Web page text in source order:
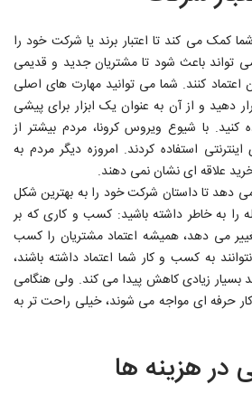
کمک می کند تا اعتبار برند یا شرکت خود را
تواند باعث شود تا مشتریان جدید و قدیمی
اعتماد کنند. شما می توانید مهارت های اصلی
دهید و از آن به عنوان یک ابزار برای پیشی
کنید. با شیوع ویروس کرونا، مردم بیشتر از
استفاده کردند. امروزه دیگر مردم به
علاقه ای نشان نمی دهند.
دهد تا داستان شرکت خود را به بهترین شکل
را به خاطر داشته باشید: کسب و کاری که بر
می دهد، همیشه اعتماد مشتریان را کسب
به کسب و کار شما اعتماد داشته باشند،
زیادی کاهش پیدا می کند. ولی هنگامی
حرفه ای مواجه می شوند، خیلی راحت تر به
در هزینه ها